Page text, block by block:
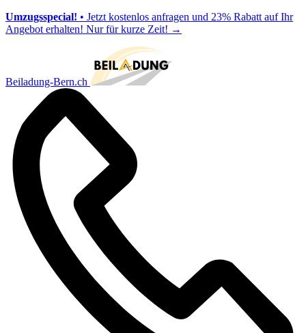
Umzugsspecial! • Jetzt kostenlos anfragen und 23% Rabatt auf Ihr
Angebot erhalten! Nur für kurze Zeit! →
Beiladung-Bern.ch